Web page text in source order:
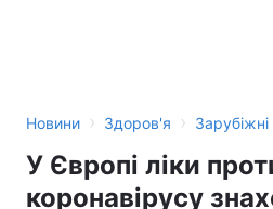
Новини › Здоров'я ›
У Європі ліки
коронавірусу